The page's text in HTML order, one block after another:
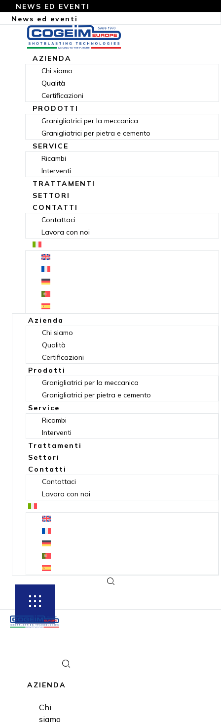
NEWS ED EVENTI
News ed eventi
AZIENDA
Chi siamo
Qualità
Certificazioni
PRODOTTI
Granigliatrici per la meccanica
Granigliatrici per pietra e cemento
SERVICE
Ricambi
Interventi
TRATTAMENTI
SETTORI
CONTATTI
Contattaci
Lavora con noi
Azienda
Chi siamo
Qualità
Certificazioni
Prodotti
Granigliatrici per la meccanica
Granigliatrici per pietra e cemento
Service
Ricambi
Interventi
Trattamenti
Settori
Contatti
Contattaci
Lavora con noi
AZIENDA
Chi
siamo